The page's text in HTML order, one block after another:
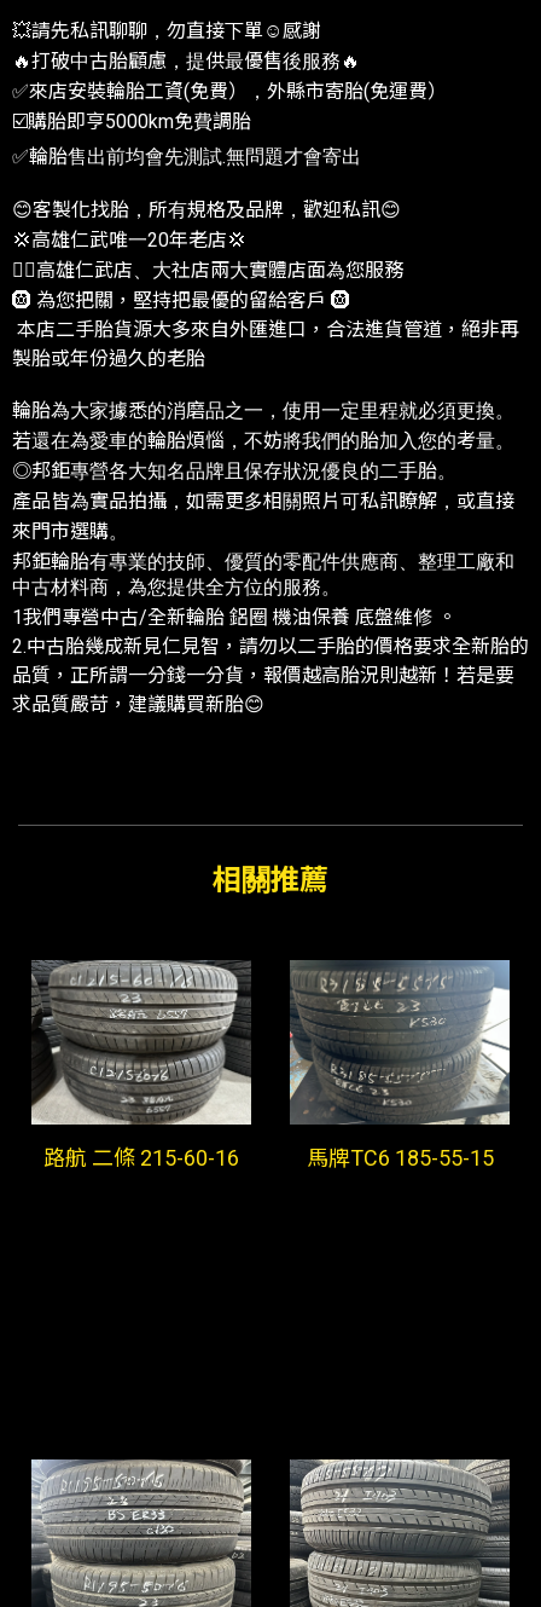
💥請先私訊聊聊，勿直接下單☺️感謝
🔥打破中古胎顧慮，提供最優售後服務🔥
✅來店安裝輪胎工資(免費），外縣市寄胎(免運費）
☑️購胎即亨5000km免費調胎
✅輪胎售出前均會先測試.無問題才會寄出
😊客製化找胎，所有規格及品牌，歡迎私訊😊
💢高雄仁武唯一20年老店💢
❤️‍🔥高雄仁武店、大社店兩大實體店面為您服務
🛞 為您把關，堅持把最優的留給客戶 🛞
本店二手胎貨源大多來自外匯進口，合法進貨管道，絕非再
製胎或年份過久的老胎
輪胎為大家據悉的消磨品之一，使用一定里程就必須更換。
若還在為愛車的輪胎煩惱，不妨將我們的胎加入您的考量。
◎邦鉅專營各大知名品牌且保存狀況優良的二手胎。
產品皆為實品拍攝，如需更多相關照片可私訊瞭解，或直接
來門市選購。
邦鉅輪胎有專業的技師、優質的零配件供應商、整理工廠和
中古材料商，為您提供全方位的服務。
1我們專營中古/全新輪胎 鋁圈 機油保養 底盤維修 。
2.中古胎幾成新見仁見智，請勿以二手胎的價格要求全新胎的
品質，正所謂一分錢一分貨，報價越高胎況則越新！若是要
求品質嚴苛，建議購買新胎😊
路航 二條 215-60-16 馬牌TC6 185-55-15